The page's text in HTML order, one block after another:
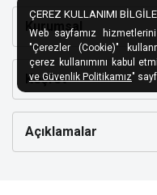
Kurumsal
Keşfet
Açıklamalar
ÇEREZ KULLANIMI
Web sayfamız
"Çerezler (Cookie)"
çerez kullanımını kabul
ve Güvenlik Politikamız"